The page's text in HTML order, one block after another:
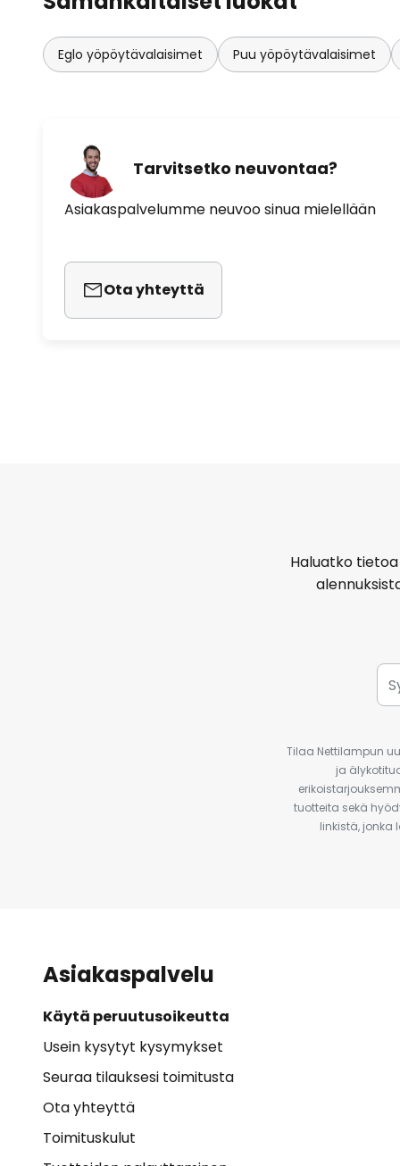
Eglo yöpöytävalaisimet Puu yöpöytävalaisimet
Tarvitsetko neuvontaa?
Asiakaspalvelumme neuvoo sinua mielellään
Ota yhteyttä
Haluatko
Tilaa Nettilampun
ja
tuotteita sekä
linkistä, jonka
Asiakaspalvelu
Käytä peruutusoikeutta
Usein kysytyt kysymykset
Seuraa tilauksesi toimitusta
Ota yhteyttä
Toimituskulut